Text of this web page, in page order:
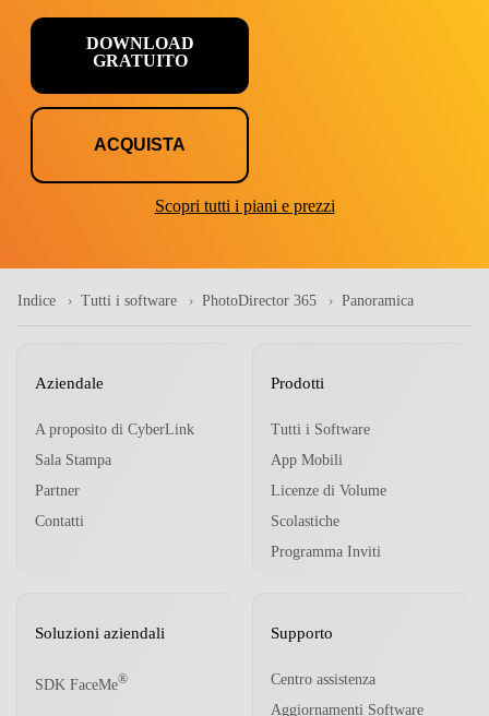
DOWNLOAD
GRATUITO
ACQUISTA
Scopri tutti i piani e prezzi
Indice Tutti i software PhotoDirector 365 Panoramica
Aziendale
A proposito di CyberLink
Sala Stampa
Partner
Contatti
Prodotti
Tutti i Software
App Mobili
Licenze di Volume
Scolastiche
Programma Inviti
Soluzioni aziendali
SDK FaceMe®
Supporto
Centro assistenza
Aggiornamenti Software